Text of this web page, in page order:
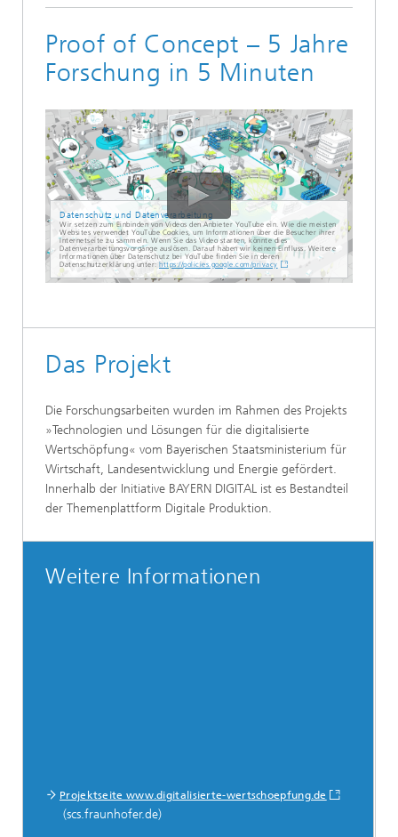
Proof of Concept – 5 Jahre
Forschung in 5 Minuten
Datenschutz und Datenverarbeitung
Wir setzen zum Einbinden von Videos den Anbieter YouTube ein. Wie die meisten
Websites verwendet YouTube Cookies, um Informationen über die Besucher ihrer
Internetseite zu sammeln. Wenn Sie das Video starten, könnte dies
Datenverarbeitungsvorgänge auslösen. Darauf haben wir keinen Einfluss. Weitere
Informationen über Datenschutz bei YouTube finden Sie in deren
Datenschutzerklärung unter: https://policies.google.com/privacy
Das Projekt
Die Forschungsarbeiten wurden im Rahmen des Projekts
»Technologien und Lösungen für die digitalisierte
Wertschöpfung« vom Bayerischen Staatsministerium für
Wirtschaft, Landesentwicklung und Energie gefördert.
Innerhalb der Initiative BAYERN DIGITAL ist es Bestandteil
der Themenplattform Digitale Produktion.
Weitere Informationen
Projektseite www.digitalisierte-wertschoepfung.de
(scs.fraunhofer.de)